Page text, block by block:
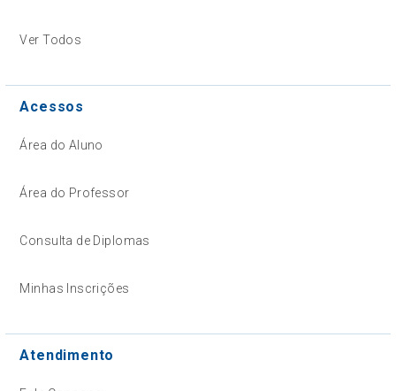
Ver Todos
Acessos
Área do Aluno
Área do Professor
Consulta de Diplomas
Minhas Inscrições
Atendimento